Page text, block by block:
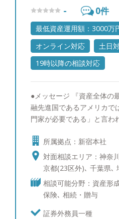
- 0件
最低資産運用額：3000万
オンライン対応
土日
19時以降の相談対応
●メッセージ 『資産全体の
融先進国であるアメリカで
門家が必要である」と言わ
す。 命の次に大切と言われ
て、私が大切にしている
常に「お客様が自分の“家
でお客様と向き合い、資産
トはもちろんのこと、周辺
入れています。 そして、
運用の心の持ちようなど、
所属拠点：新宿本社
対面相談エリア：神奈
京都(23区外)､ 千葉県､
相談可能分野：資産形
保険､ 相続・贈与
証券外務員一種